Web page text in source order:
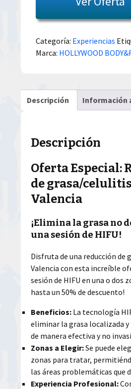
Categoría: Experiencias
Marca: HOLLYWOOD
Descripción Información
Descripción
Oferta Especial:
de grasa/
Valencia
¡Elimina la grasa no
una sesión de HIFU!
Disfruta de una reducción de
Valencia con esta increíble
sesión de HIFU en una o dos
hasta un 50% de descuento!
Beneficios: La tecnología
eliminar la grasa localizada
de manera efectiva y no
Zonas a Elegir:Se puede
zonas para tratar,
las áreas problemáticas que
Experiencia Profesional: